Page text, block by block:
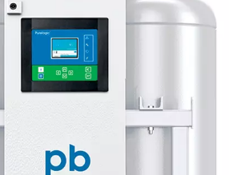
AISÉS
et sans tracas
Touch permet un contrôle et une
que la conception robuste et l'efficacité
de maintenance, garantissant ainsi
et sans souci, même dans des